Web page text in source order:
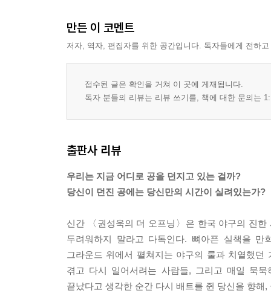
만든 이 코멘트
저자, 역자, 편집자를 위한 공간입니다. 독자들에게 전하
접수된 글은 확인을 거쳐 이 곳에 게재됩니다.
독자 분들의 리뷰는 리뷰 쓰기를, 책에 대한 문의는
출판사 리뷰
우리는 지금 어디로 공을 던지고 있는 걸까?
당신이 던진 공에는 당신만의 시간이 실려있는가?
신간 〈권성욱의 더 오프닝〉은 한국 야구의 진
두려워하지 말라고 다독인다. 뼈아픈 실책을
그라운드 위에서 펼쳐지는 야구의 룰과 치열했
겪고 다시 일어서려는 사람들, 그리고 매일 묵
끝났다고 생각한 순간 다시 배트를 쥔 당신을 향